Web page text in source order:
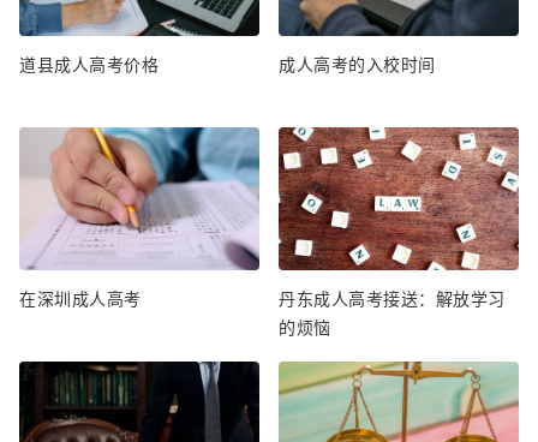
道县成人高考价格 成人高考的入校时间
在深圳成人高考
丹东成人高考接送：解放学习
的烦恼